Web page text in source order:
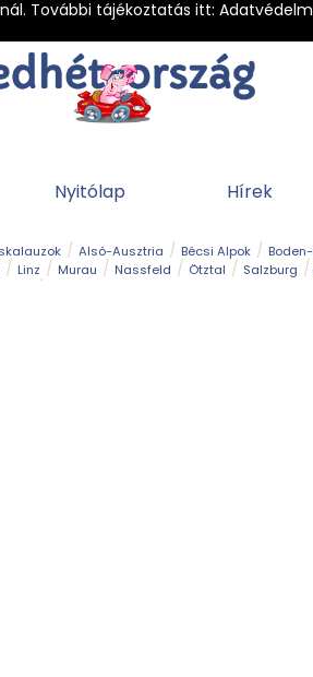
További tájékoztatás itt:
Nyitólap Hírek
Alsó-Ausztria Bécsi Alpok
Linz Murau Nassfeld Ötztal Salzburg